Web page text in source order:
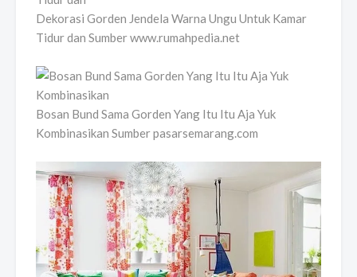
Dekorasi Gorden Jendela Warna Ungu Untuk Kamar
Tidur dan Sumber www.rumahpedia.net
Bosan Bund Sama Gorden Yang Itu Itu Aja Yuk
Kombinasikan Sumber pasarsemarang.com